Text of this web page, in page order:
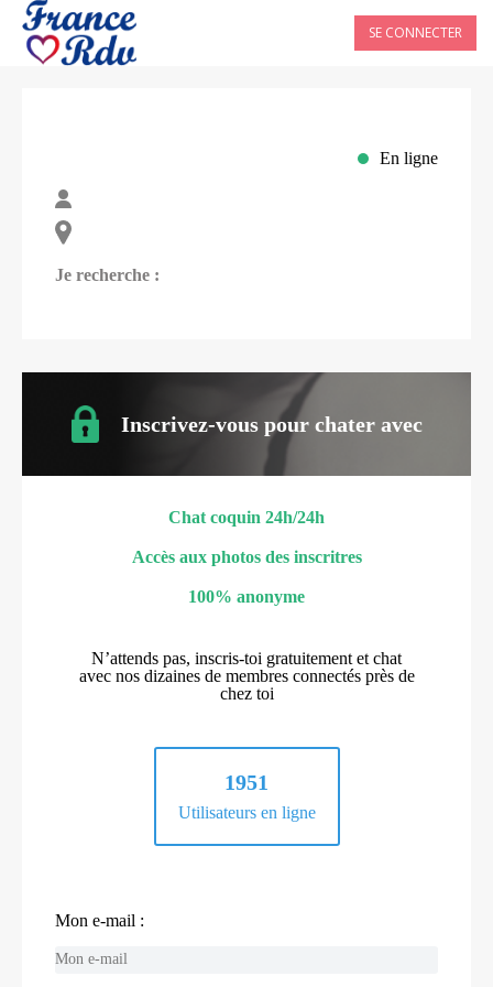
SE CONNECTER
En ligne
Je recherche :
Inscrivez-vous pour chater avec
Chat coquin 24h/24h
Accès aux photos des inscritres
100% anonyme
N’attends pas, inscris-toi gratuitement et chat
avec nos dizaines de membres connectés près de
chez toi
1951
Utilisateurs en ligne
Mon e-mail :